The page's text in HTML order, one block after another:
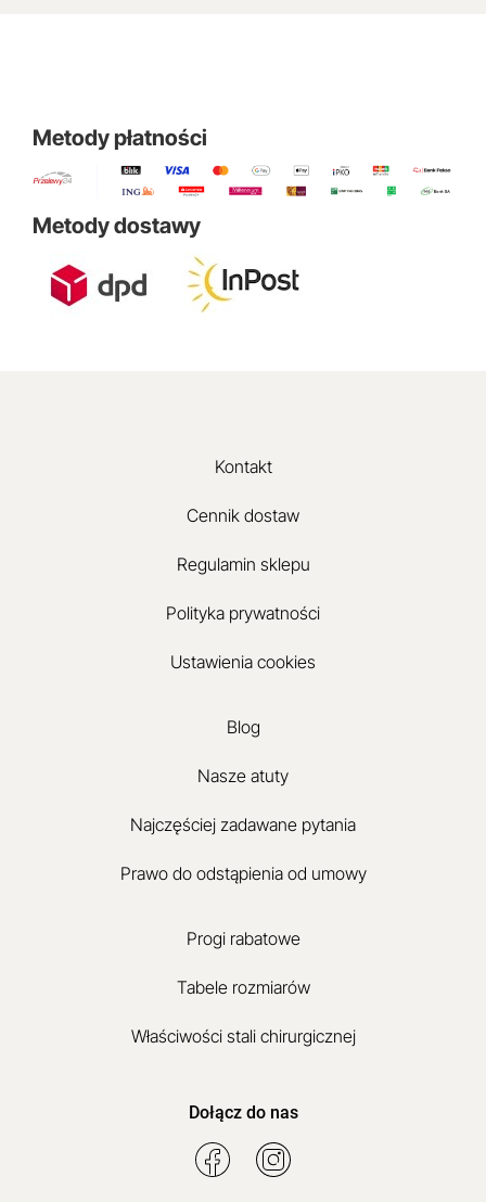
Metody płatności
Metody dostawy
Kontakt
Cennik dostaw
Regulamin sklepu
Polityka prywatności
Ustawienia cookies
Blog
Nasze atuty
Najczęściej zadawane pytania
Prawo do odstąpienia od umowy
Progi rabatowe
Tabele rozmiarów
Właściwości stali chirurgicznej
Dołącz do nas